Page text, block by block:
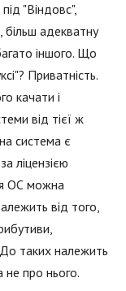
"Віндовс",
більш адекватну
іншого. Що
Приватність.
качати і
від тієї ж
система є
ліцензією
ОС можна
від того,
таких належить
про нього.